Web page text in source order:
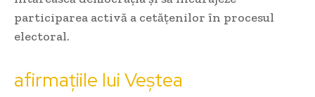
participarea activă a cetățenilor în procesul
electoral.
afirmațiile lui Veștea